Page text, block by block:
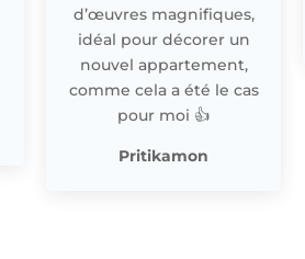
d’œuvres magnifiques,
idéal pour décorer un
nouvel appartement,
comme cela a été le cas
pour moi 👍
Pritikamon